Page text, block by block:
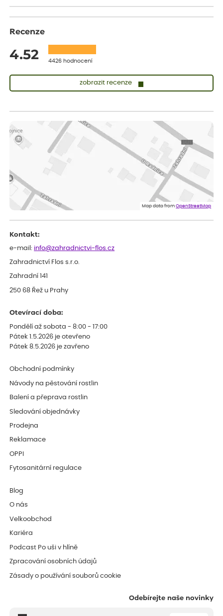
Recenze
4.52 4426 hodnocení
zobrazit recenze
Vše přišlo velice rychle krásně zabalené. Rostlinky po přesazení
velice dobře prospívají
Jarda
ověřený nákup
Dobrý den, byli jsme spokojeni
Eshop, objednání bylo v pořádku, žádný problém. Jen jsem byla
smutná z dodávky jedné kytky, která nebyla v nejlepší kondici a i
Map data fromOpenStreetMap
Kontakt:
e-mail: info@zahradnictvi-flos.cz
Zahradnictví Flos s.r.o.
Zahradní 141
250 68 Řež u Prahy
Otevírací doba:
Pondělí až sobota - 8:00 - 17:00
Pátek 1.5.2026 je otevřeno
Pátek 8.5.2026 je zavřeno
Obchodní podmínky
Návody na pěstování rostlin
Balení a přeprava rostlin
Sledování objednávky
Prodejna
Reklamace
OPPI
Fytosanitární regulace
Blog
O nás
Velkoobchod
Kariéra
Podcast Po uši v hlíně
Zpracování osobních údajů
Zásady o používání souborů cookie
Odebírejte naše novinky